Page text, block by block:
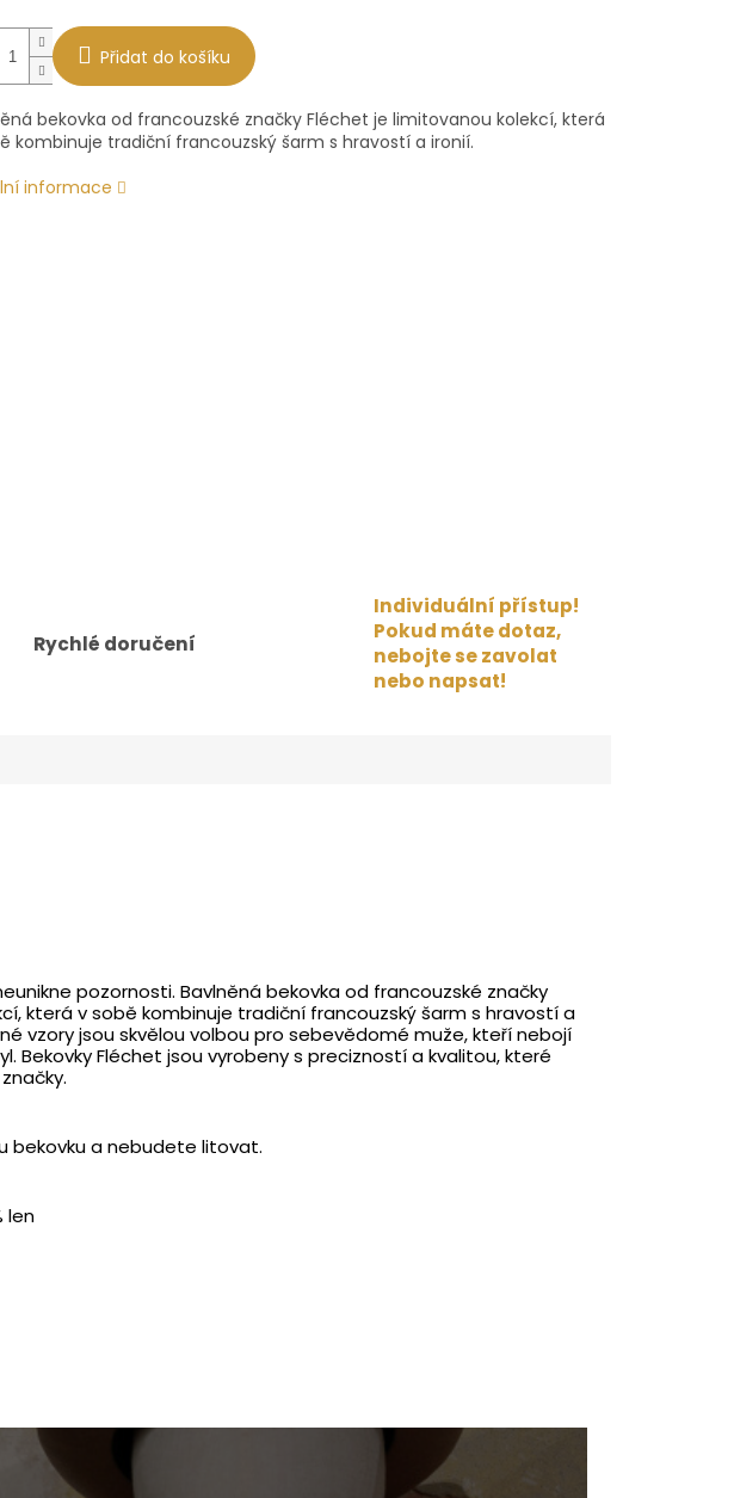
Přidat do košíku
bekovka od francouzské značky Fléchet je limitovanou kolekcí, která
kombinuje tradiční francouzský šarm s hravostí a ironií.
informace
Rychlé doručení
Individuální přístup!
Pokud máte dotaz,
nebojte se zavolat
nebo napsat!
pozornosti. Bavlněná bekovka od francouzské značky
která v sobě kombinuje tradiční francouzský šarm s hravostí a
vzory jsou skvělou volbou pro sebevědomé muže, kteří nebojí
Bekovky Fléchet jsou vyrobeny s precizností a kvalitou, které
bekovku a nebudete litovat.
len